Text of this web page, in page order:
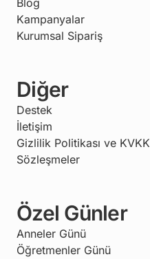
Kampanyalar
Kurumsal Sipariş
Diğer
Destek
İletişim
Gizlilik Politikası ve KVKK
Sözleşmeler
Özel Günler
Anneler Günü
Öğretmenler Günü